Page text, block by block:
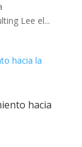
Lee el...
hacia